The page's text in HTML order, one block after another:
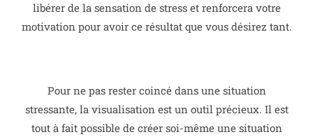
libérer de la sensation de stress et renforcera votre
motivation pour avoir ce résultat que vous désirez tant.
Pour ne pas rester coincé dans une situation
stressante, la visualisation est un outil précieux. Il est
tout à fait possible de créer soi-même une situation